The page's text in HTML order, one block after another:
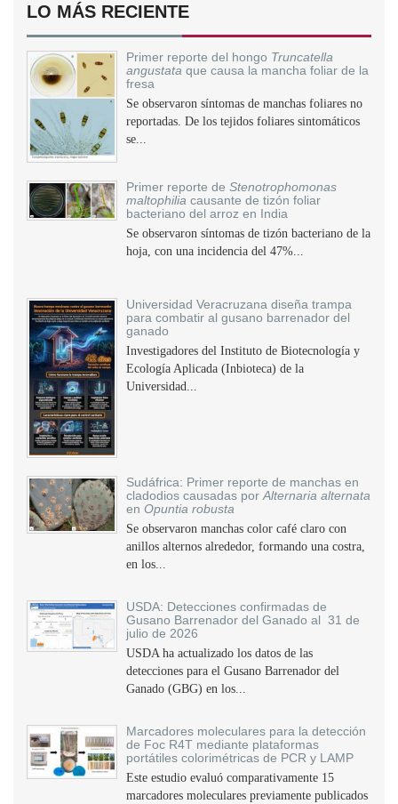
LO MÁS RECIENTE
Primer reporte del hongo Truncatella
angustata que causa la mancha foliar de la
fresa
Se observaron síntomas de manchas foliares no
reportadas. De los tejidos foliares sintomáticos
se...
Primer reporte de Stenotrophomonas
maltophilia causante de tizón foliar
bacteriano del arroz en India
Se observaron síntomas de tizón bacteriano de la
hoja, con una incidencia del 47%...
Universidad Veracruzana diseña trampa
para combatir al gusano barrenador del
ganado
Investigadores del Instituto de Biotecnología y
Ecología Aplicada (Inbioteca) de la
Universidad...
Sudáfrica: Primer reporte de manchas en
cladodios causadas por Alternaria alternata
en Opuntia robusta
Se observaron manchas color café claro con
anillos alternos alrededor, formando una costra,
en los...
USDA: Detecciones confirmadas de
Gusano Barrenador del Ganado al 31 de
julio de 2026
USDA ha actualizado los datos de las
detecciones para el Gusano Barrenador del
Ganado (GBG) en los...
Marcadores moleculares para la detección
de Foc R4T mediante plataformas
portátiles colorimétricas de PCR y LAMP
Este estudio evaluó comparativamente 15
marcadores moleculares previamente publicados